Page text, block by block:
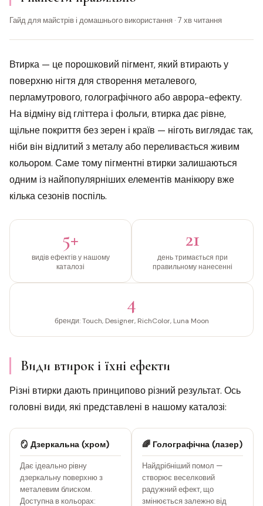
Гайд для майстрів і домашнього використання · 7 хв читання
Втирка — це порошковий пігмент, який втирають у
поверхню нігтя для створення металевого,
перламутрового, голографічного або аврора-ефекту.
На відміну від гліттера і фольги, втирка дає рівне,
щільне покриття без зерен і країв — ніготь виглядає так,
ніби він відлитий з металу або переливається живим
кольором. Саме тому пігментні втирки залишаються
одним із найпопулярніших елементів манікюру вже
кілька сезонів поспіль.
5+
видів ефектів у нашому
каталозі
21
день тримається при
правильному нанесенні
4
бренди: Touch, Designer, RichColor, Luna Moon
Види втирок і їхні ефекти
Різні втирки дають принципово різний результат. Ось
головні види, які представлені в нашому каталозі:
🪞 Дзеркальна (хром)
Дає ідеально рівну
дзеркальну поверхню з
металевим блиском.
Доступна в кольорах:
🌈 Голографічна (лазер)
Найдрібніший помол —
створює веселковий
радужний ефект, що
змінюється залежно від